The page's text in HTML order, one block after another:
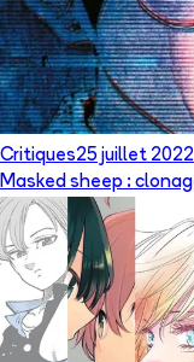
Critiques25 juillet 2022
Masked sheep :